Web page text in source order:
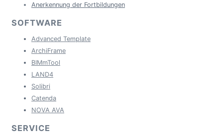
Anerkennung der Fortbildungen
SOFTWARE
Advanced Template
ArchiFrame
BIMmTool
LAND4
Solibri
Catenda
NOVA AVA
SERVICE